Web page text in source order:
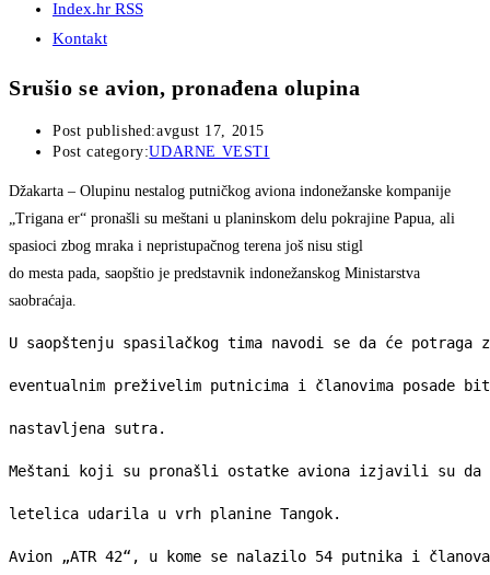
Index.hr RSS
Kontakt
Srušio se avion, pronađena olupina
Post published:avgust 17, 2015
Post category:UDARNE VESTI
Džakarta – Olupinu nestalog putničkog aviona indonežanske kompanije
„Trigana er“ pronašli su meštani u planinskom delu pokrajine Papua, ali
spasioci zbog mraka i nepristupačnog terena još nisu stigl
do mesta pada, saopštio je predstavnik indonežanskog Ministarstva
saobraćaja.
U saopštenju spasilačkog tima navodi se da će potraga
eventualnim preživelim putnicima i članovima posade
nastavljena sutra.
Meštani koji su pronašli ostatke aviona izjavili su da
letelica udarila u vrh planine Tangok.
Avion „ATR 42“, u kome se nalazilo 54 putnika i članova